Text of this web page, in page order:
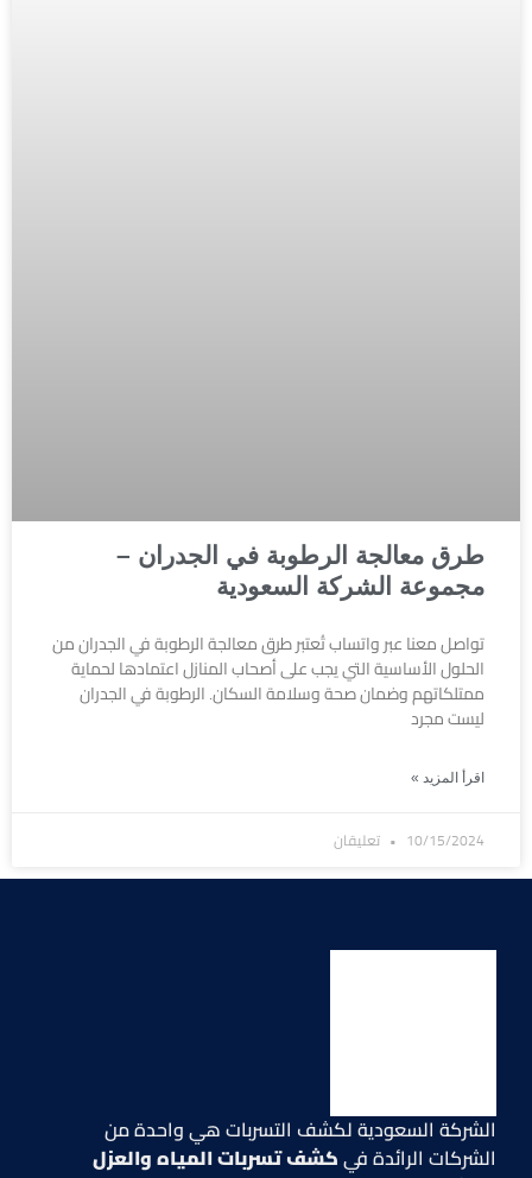
طرق معالجة الرطوبة في الجدران –
مجموعة الشركة السعودية
تواصل معنا عبر واتساب تُعتبر طرق معالجة الرطوبة في الجدران من
الحلول الأساسية التي يجب على أصحاب المنازل اعتمادها لحماية
ممتلكاتهم وضمان صحة وسلامة السكان. الرطوبة في الجدران
ليست مجرد
اقرأ المزيد »
10/15/2024 تعليقان
الشركة السعودية لكشف التسربات هي واحدة من
الشركات الرائدة في كشف تسربات المياه والعزل